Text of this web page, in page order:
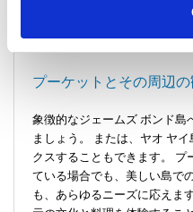
からのんびりとしたロングテ
プーケットとその周辺の
象徴的なジェームズ ボンド島
ましょう。 または、ヤオ ヤ
クスすることもできます。 プ
ている場合でも、美しい島で
も、あらゆるニーズに応えま